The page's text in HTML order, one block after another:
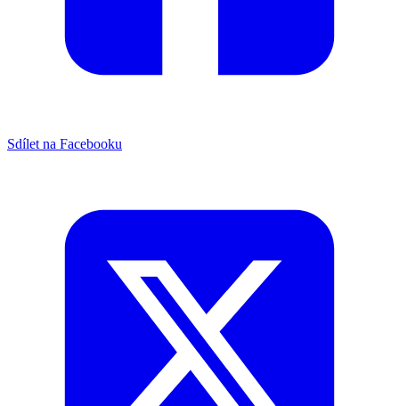
Sdílet na Facebooku